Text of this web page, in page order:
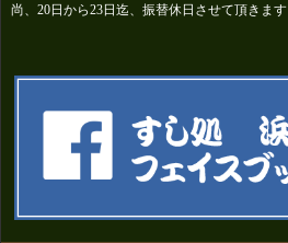
尚、20日から23日迄、振替休日させて頂きます